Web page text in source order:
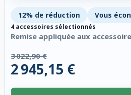
12% de réduction Vous
4 accessoires sélectionnés
Remise appliquée aux
3 022,90 €
2 945,15 €